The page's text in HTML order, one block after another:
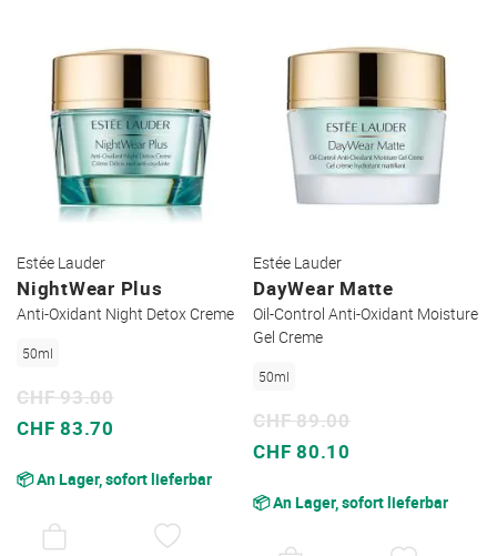
Estée Lauder
NightWear Plus
Anti-Oxidant Night Detox Creme
50ml
Sonderpreis
CHF 83.70
CHF 93.00
📦 An Lager, sofort lieferbar
Estée Lauder
DayWear Matte
Oil-Control Anti-Oxidant Moisture
Gel Creme
50ml
Sonderpreis
CHF 80.10
CHF 89.00
📦 An Lager, sofort lieferbar